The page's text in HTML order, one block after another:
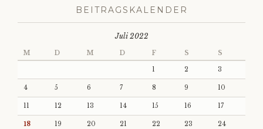
BEITRAGSKALENDER
Juli 2022
M D M D F S S
1 2 3
4 5 6 7 8 9 10
11 12 13 14 15 16 17
18 19 20 21 22 23 24